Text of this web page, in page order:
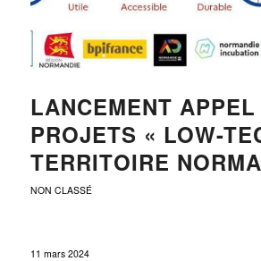
LANCEMENT
PROJETS « LOW-
TERRITOIRE
NON CLASSÉ
11 mars 2024